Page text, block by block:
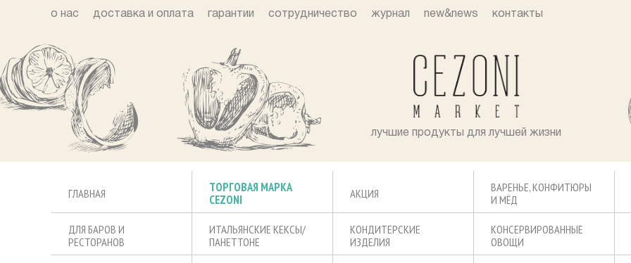
о нас доставка и оплата гарантии сотрудничество журнал new&news контакты
лучшие продукты для лучшей жизни
ГЛАВНАЯ
ТОРГОВАЯ МАРКА
CEZONI
АКЦИЯ
ВАРЕНЬЕ, КОНФИТЮРЫ
И МЁД
ДЛЯ БАРОВ И
РЕСТОРАНОВ
ИТАЛЬЯНСКИЕ КЕКСЫ/
ПАНЕТТОНЕ
КОНДИТЕРСКИЕ
ИЗДЕЛИЯ
КОНСЕРВИРОВАННЫЕ
ОВОЩИ